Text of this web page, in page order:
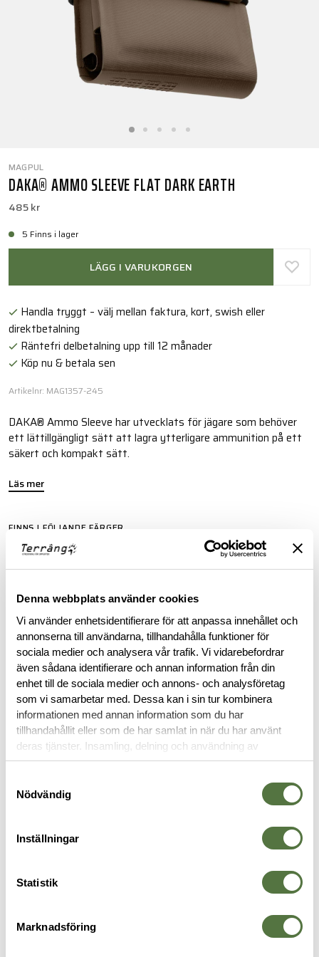
Denna webbplats använder cookies
Vi använder enhetsidentifierare för att anpassa innehållet och
annonserna till användarna, tillhandahålla funktioner för
sociala medier och analysera vår trafik. Vi vidarebefordrar
även sådana identifierare och annan information från din
enhet till de sociala medier och annons- och analysföretag
som vi samarbetar med. Dessa kan i sin tur kombinera
informationen med annan information som du har
tillhandahållit eller som de har samlat in när du har använt
deras tjänster. Insamling, delning och användning av
personuppgifter kan användas för personalisering av
Nödvändig
Inställningar
Statistik
Marknadsföring
MAGPUL
DAKA® AMMO SLEEVE FLAT DARK EARTH
485 kr
5 Finns i lager
LÄGG I VARUKORGEN
Handla tryggt – välj mellan faktura, kort, swish eller
direktbetalning
Räntefri delbetalning upp till 12 månader
Köp nu & betala sen
Artikelnr: MAG1357-245
DAKA® Ammo Sleeve har utvecklats för jägare som behöver
ett lättillgängligt sätt att lagra ytterligare ammunition på ett
säkert och kompakt sätt.
Läs mer
FINNS I FÖLJANDE FÄRGER
BESKRIVNING
RECENSIONER
OM VARUMÄRKET
VAPENTILLBEHÖR